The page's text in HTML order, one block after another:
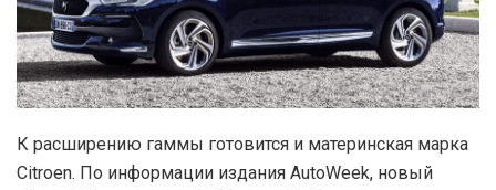
К расширению гаммы готовится и материнская марка
Citroen. По информации издания AutoWeek, новый